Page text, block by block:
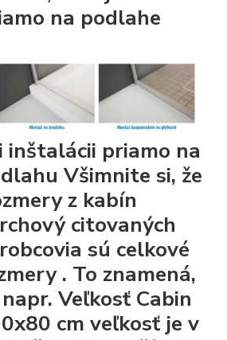
na podlahe
inštalácii priamo na
Všimnite si, že
z kabín
citovaných
sú celkové
. To znamená,
Veľkosť Cabin
cm veľkosť je v